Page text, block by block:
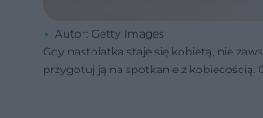
Autor: Getty Images
Gdy nastolatka staje się kobietą, nie
przygotuj ją na spotkanie z kobiecością.